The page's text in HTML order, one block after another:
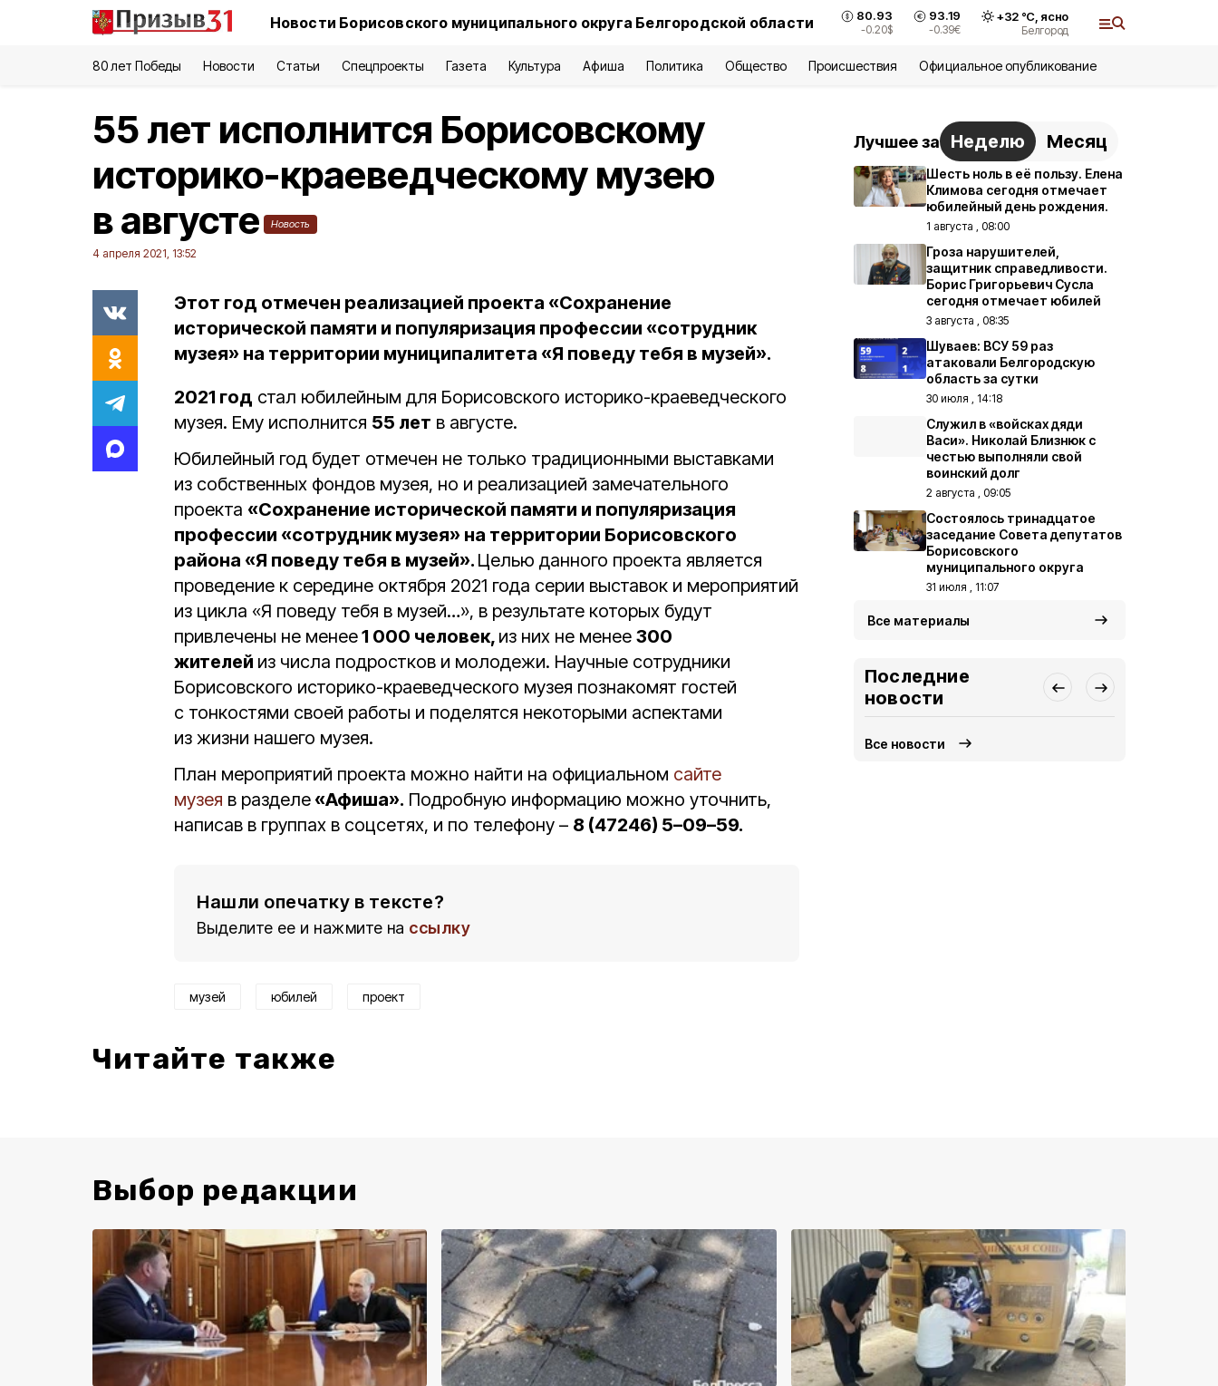
Новости Борисовского муниципального округа Белгородской области 80.93
-0.20$
93.19
-0.39€
+32°С, ясно
Белгород
80 лет Победы Новости Статьи Спецпроекты Газета Культура Афиша Политика Общество Происшествия Официальное опубликование
55 лет исполнится Борисовскому
историко-краеведческому музею
в августе
Новость
4 апреля 2021, 13:52
Этот год отмечен реализацией проекта «Сохранение
исторической памяти и популяризация профессии «сотрудник
музея» на территории муниципалитета «Я поведу тебя в музей».
2021 год стал юбилейным для Борисовского историко-краеведческого
музея. Ему исполнится 55 лет в августе.
Юбилейный год будет отмечен не только традиционными выставками
из собственных фондов музея, но и реализацией замечательного
проекта «Сохранение исторической памяти и популяризация
профессии «сотрудник музея» на территории Борисовского
района «Я поведу тебя в музей». Целью данного проекта является
проведение к середине октября 2021 года серии выставок и мероприятий
из цикла «Я поведу тебя в музей…», в результате которых будут
привлечены не менее1 000 человек, из них не менее 300
жителей из числа подростков и молодежи. Научные сотрудники
Борисовского историко-краеведческого музея познакомят гостей
с тонкостями своей работы и поделятся некоторыми аспектами
из жизни нашего музея.
План мероприятий проекта можно найти на официальном сайте
музея в разделе «Афиша». Подробную информацию можно уточнить,
написав в группах в соцсетях, и по телефону – 8 (47246) 5–09–59.
Нашли опечатку в тексте?
Выделите ее и нажмите на ссылку
музей юбилей проект
Читайте также
Лучшее за Неделю Месяц
Шесть ноль в её пользу. Елена
Климова сегодня отмечает
юбилейный день рождения.
1 августа , 08:00
Гроза нарушителей,
защитник справедливости.
Борис Григорьевич Сусла
сегодня отмечает юбилей
3 августа , 08:35
Шуваев: ВСУ 59 раз
атаковали Белгородскую
область за сутки
30 июля , 14:18
Служил в «войсках дяди
Васи». Николай Близнюк с
честью выполняли свой
воинский долг
2 августа , 09:05
Состоялось тринадцатое
заседание Совета депутатов
Борисовского
муниципального округа
31 июля , 11:07
Все материалы
Последние
новости
Все новости
Выбор редакции